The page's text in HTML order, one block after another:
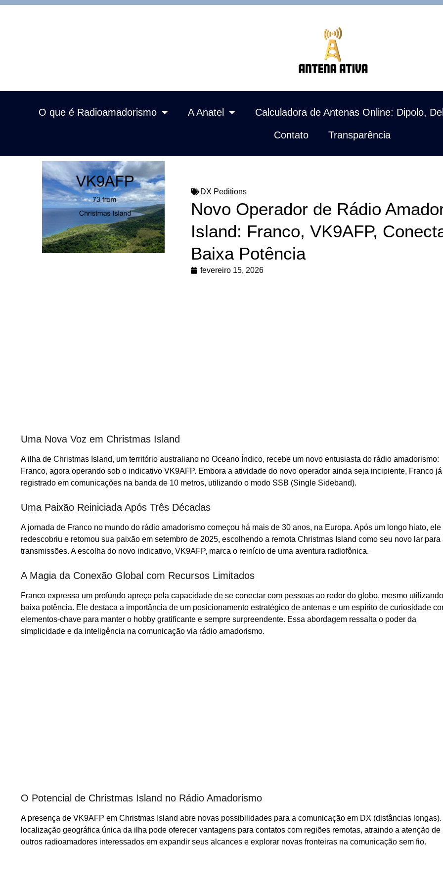
O que é Radioamadorismo A Anatel Calculadora de Antenas Online: Dipolo,
Contato Transparência
DX Peditions
Novo Operador de Rádio
Island: Franco, VK9AFP,
Baixa Potência
fevereiro 15, 2026
Uma Nova Voz em Christmas Island
A ilha de Christmas Island, um território australiano no Oceano Índico, recebe um novo entusiasta do rádio amadorismo:
Franco, agora operando sob o indicativo VK9AFP. Embora a atividade do novo operador ainda seja incipiente, Franco
registrado em comunicações na banda de 10 metros, utilizando o modo SSB (Single Sideband).
Uma Paixão Reiniciada Após Três Décadas
A jornada de Franco no mundo do rádio amadorismo começou há mais de 30 anos, na Europa. Após um longo hiato, ele
redescobriu e retomou sua paixão em setembro de 2025, escolhendo a remota Christmas Island como seu novo lar para
transmissões. A escolha do novo indicativo, VK9AFP, marca o reinício de uma aventura radiofônica.
A Magia da Conexão Global com Recursos Limitados
Franco expressa um profundo apreço pela capacidade de se conectar com pessoas ao redor do globo, mesmo utilizando
baixa potência. Ele destaca a importância de um posicionamento estratégico de antenas e um espírito de curiosidade
elementos-chave para manter o hobby gratificante e sempre surpreendente. Essa abordagem ressalta o poder da
simplicidade e da inteligência na comunicação via rádio amadorismo.
O Potencial de Christmas Island no Rádio Amadorismo
A presença de VK9AFP em Christmas Island abre novas possibilidades para a comunicação em DX (distâncias longas).
localização geográfica única da ilha pode oferecer vantagens para contatos com regiões remotas, atraindo a atenção de
outros radioamadores interessados em expandir seus alcances e explorar novas fronteiras na comunicação sem fio.